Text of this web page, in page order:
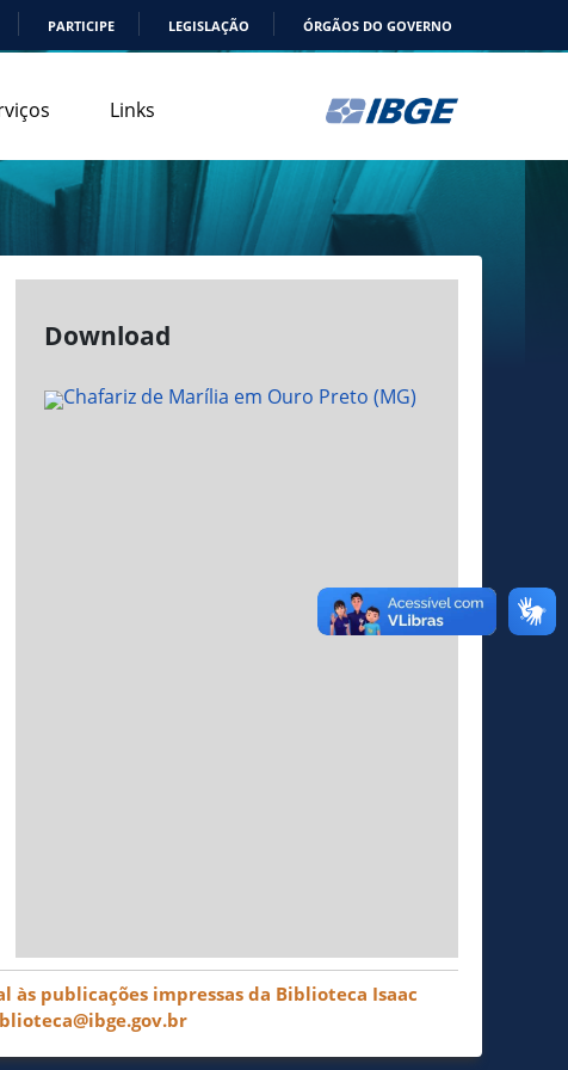
PARTICIPE LEGISLAÇÃO ÓRGÃOS DO GOVERNO
Links
Download
às publicações impressas da Biblioteca Isaac